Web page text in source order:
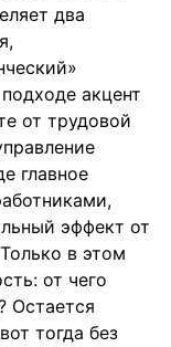
два
акцент
от трудовой
главное
эффект от
в этом
от чего
Остается
тогда без